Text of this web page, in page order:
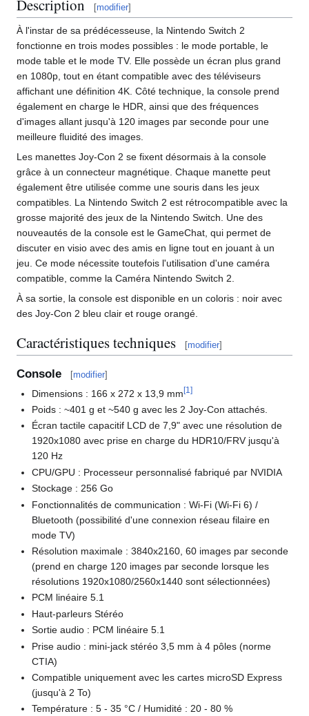
Description [modifier]
À l'instar de sa prédécesseuse, la Nintendo Switch 2
fonctionne en trois modes possibles : le mode portable, le
mode table et le mode TV. Elle possède un écran plus grand
en 1080p, tout en étant compatible avec des téléviseurs
affichant une définition 4K. Côté technique, la console prend
également en charge le HDR, ainsi que des fréquences
d'images allant jusqu'à 120 images par seconde pour une
meilleure fluidité des images.
Les manettes Joy-Con 2 se fixent désormais à la console
grâce à un connecteur magnétique. Chaque manette peut
également être utilisée comme une souris dans les jeux
compatibles. La Nintendo Switch 2 est rétrocompatible avec la
grosse majorité des jeux de la Nintendo Switch. Une des
nouveautés de la console est le GameChat, qui permet de
discuter en visio avec des amis en ligne tout en jouant à un
jeu. Ce mode nécessite toutefois l'utilisation d'une caméra
compatible, comme la Caméra Nintendo Switch 2.
À sa sortie, la console est disponible en un coloris : noir avec
des Joy-Con 2 bleu clair et rouge orangé.
Caractéristiques techniques [modifier]
Console [modifier]
Dimensions : 166 x 272 x 13,9 mm[1]
Poids : ~401 g et ~540 g avec les 2 Joy-Con attachés.
Écran tactile capacitif LCD de 7,9" avec une résolution de
1920x1080 avec prise en charge du HDR10/FRV jusqu'à
120 Hz
CPU/GPU : Processeur personnalisé fabriqué par NVIDIA
Stockage : 256 Go
Fonctionnalités de communication : Wi-Fi (Wi-Fi 6) /
Bluetooth (possibilité d'une connexion réseau filaire en
mode TV)
Résolution maximale : 3840x2160, 60 images par seconde
(prend en charge 120 images par seconde lorsque les
résolutions 1920x1080/2560x1440 sont sélectionnées)
PCM linéaire 5.1
Haut-parleurs Stéréo
Sortie audio : PCM linéaire 5.1
Prise audio : mini-jack stéréo 3,5 mm à 4 pôles (norme
CTIA)
Compatible uniquement avec les cartes microSD Express
(jusqu'à 2 To)
Température : 5 - 35 °C / Humidité : 20 - 80 %